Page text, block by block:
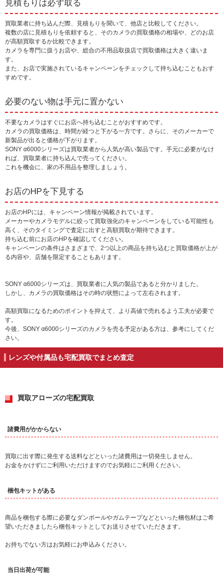
見積もりは必ず取る
買取業者に持ち込んだ際、見積もりを聞いて、他店と比較してください。
複数の店に見積もりを依頼すると、そのカメラの買取価格の相場や、どのお店
が高額買取するか比較できます。
カメラを専門に扱うお店や、総合の不用品取扱店で買取価格は大きく違いま
す。
また、お店で実施されているキャンペーンをチェックして持ち込むこともおす
すめです。
必要のない物は手元に置かない
不要なカメラはすぐにお店へ持ち込むことがおすすめです。
カメラの買取価格は、時間が経つと下がる一方です。さらに、そのメーカーで
新製品が出ると価格が下がります。
SONY α6000シリーズは買取業者から人気が高い製品です。手元に必要がなけ
れば、買取業者に持ち込んで売ってください。
これを機会に、家の不用品を整理しましょう。
お店のHPを下見する
お店のHPには、キャンペーン情報が掲載されています。
メーカーやカメラモデルに絞って買取強化のキャンペーンをしている可能性も
高く、そのタイミングで査定に出すと高額買取が期待できます。
持ち込む前にお店のHPを確認してください。
キャンペーンの条件はさまざまで、2つ以上の商品を持ち込むと買取価格が上が
る内容や、店舗を限定することもあります。
SONY α6000シリーズは、買取業者に人気の製品であると分かりました。
しかし、カメラの買取価格はその時の状態によって左右されます。
高額買取になるためのポイントを抑えて、より高値で売れるよう工夫が必要で
す。
今後、SONY α6000シリーズのカメラを売る予定がある方は、参考にしてくだ
さい。
レンズや付属品も宅配買取でまとめ査定
買取アローズの宅配買取
諸費用がかからない
買取に出す際に発生する送料などといった諸費用は一切発生しません。
お金をかけずにご利用いただけますのでお気軽にご利用ください。
梱包キットがある
商品を梱包する際に必要なダンボールやガムテープなどといった梱包材はご希
望いただきましたら梱包キットとしてお送りさせていただきます。
お持ちでない方はお気軽にお申込みください。
当日出荷が可能